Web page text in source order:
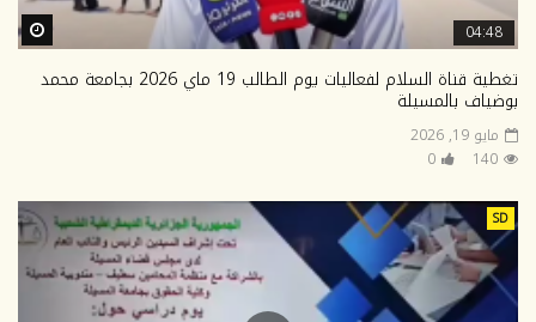
04:48
تغطية قناة السلام لفعاليات يوم الطالب 19 ماي 2026 بجامعة محمد
بوضياف بالمسيلة
مايو 19, 2026
140
0
SD